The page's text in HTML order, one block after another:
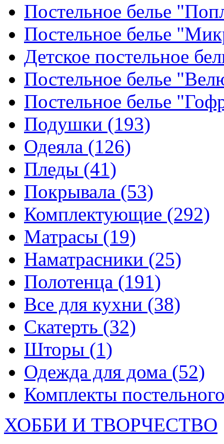
Постельное белье
Постельное белье
Детское постельное
Постельное белье
Постельное белье
Подушки (193)
Одеяла (126)
Пледы (41)
Покрывала (53)
Комплектующие (292)
Матрасы (19)
Наматрасники (25)
Полотенца (191)
Все для кухни (38)
Скатерть (32)
Шторы (1)
Одежда для дома (52)
Комплекты
ХОББИ И ТВОРЧЕСТВО